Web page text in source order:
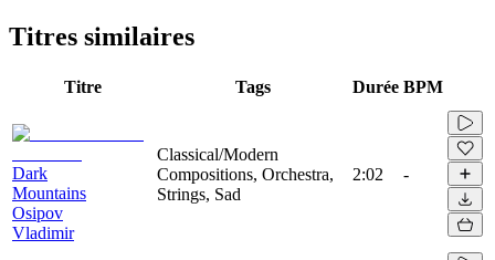
Titres similaires
Titre Tags Durée BPM
Dark
Mountains
Osipov
Vladimir
Classical/Modern
Compositions, Orchestra,
Strings, Sad
2:02 -